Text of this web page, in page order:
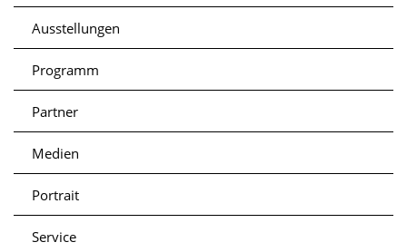
Ausstellungen
Programm
Partner
Medien
Portrait
Service